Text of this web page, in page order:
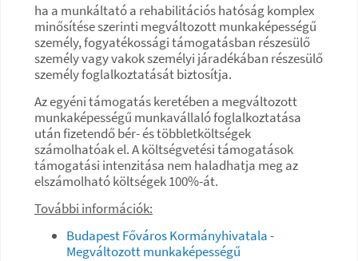
ha a munkáltató a rehabilitációs hatóság komplex
minősítése szerinti megváltozott munkaképességű
személy, fogyatékossági támogatásban részesülő
személy vagy vakok személyi járadékában részesülő
személy foglalkoztatását biztosítja.
Az egyéni támogatás keretében a megváltozott
munkaképességű munkavállaló foglalkoztatása
után fizetendő bér- és többletköltségek
számolhatóak el. A költségvetési támogatások
támogatási intenzitása nem haladhatja meg az
elszámolható költségek 100%-át.
További információk:
Budapest Főváros Kormányhivatala -
Megváltozott munkaképességű